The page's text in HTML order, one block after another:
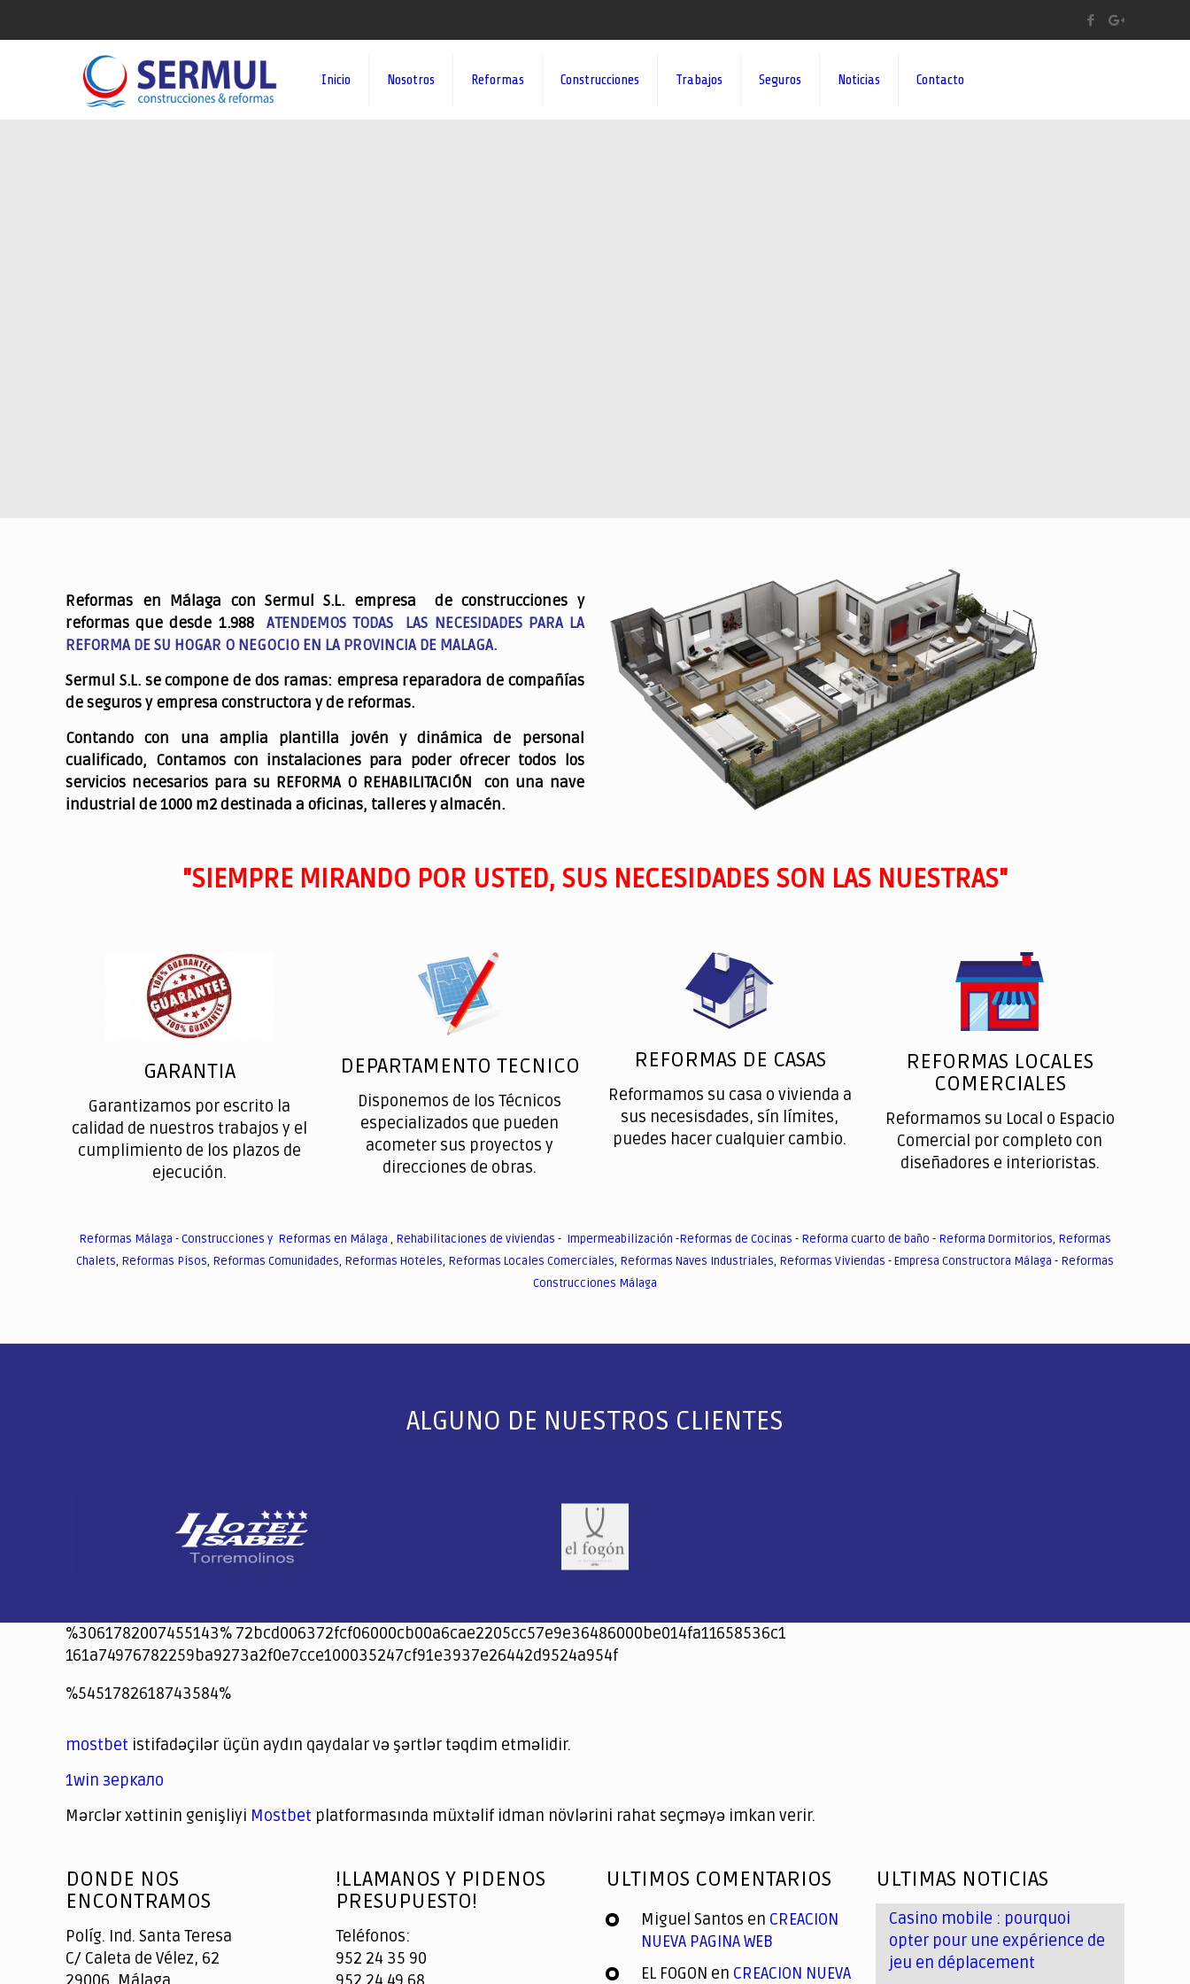
Inicio Nosotros Reformas Construcciones Trabajos Seguros Noticias Contacto
Reformas en Málaga con Sermul S.L. empresa de construcciones y
reformas que desde 1.988 ATENDEMOS TODAS LAS NECESIDADES PARA LA
REFORMA DE SU HOGAR O NEGOCIO EN LA PROVINCIA DE MALAGA.
Sermul S.L. se compone de dos ramas: empresa reparadora de compañías
de seguros y empresa constructora y de reformas.
Contando con una amplia plantilla jovén y dinámica de personal
cualificado, Contamos con instalaciones para poder ofrecer todos los
servicios necesarios para su REFORMA O REHABILITACIÓN con una nave
industrial de 1000 m2 destinada a oficinas, talleres y almacén.
"SIEMPRE MIRANDO POR USTED, SUS NECESIDADES SON LAS NUESTRAS"
GARANTIA
Garantizamos por escrito la
calidad de nuestros trabajos y el
cumplimiento de los plazos de
ejecución.
DEPARTAMENTO TECNICO
Disponemos de los Técnicos
especializados que pueden
acometer sus proyectos y
direcciones de obras.
REFORMAS DE CASAS
Reformamos su casa o vivienda a
sus necesisdades, sín límites,
puedes hacer cualquier cambio.
REFORMAS LOCALES
COMERCIALES
Reformamos su Local o Espacio
Comercial por completo con
diseñadores e interioristas.
Reformas Málaga -Construcciones y Reformas en Málaga , Rehabilitaciones de viviendas - Impermeabilización -Reformas de Cocinas - Reforma cuarto de baño - Reforma Dormitorios, Reformas
Chalets, Reformas Pisos, Reformas Comunidades, Reformas Hoteles, Reformas Locales Comerciales, Reformas Naves Industriales, Reformas Viviendas -Empresa Constructora Málaga - Reformas
Construcciones Málaga
ALGUNO DE NUESTROS CLIENTES
%3061782007455143% 72bcd006372fcf06000cb00a6cae2205cc57e9e36486000be014fa11658536c1
161a74976782259ba9273a2f0e7cce100035247cf91e3937e26442d9524a954f
jeetcity
1xbet
jeet city casino
%5451782618743584%
spintiger
Avabet
Spinrise
Crown Green
Crowngreen casino login
슈가 러쉬1000 슬롯
crazy time casino online
1xcasinozambia.com
codingworldnews.com
parimatch.kr
winorio
winorio casino
winorio
mostbet istifadəçilər üçün aydın qaydalar və şərtlər təqdim etməlidir.
1win зеркало
Mərclər xəttinin genişliyi Mostbet platformasında müxtəlif idman növlərini rahat seçməyə imkan verir.
of
Casino
DONDE NOS
ENCONTRAMOS
Políg. Ind. Santa Teresa
C/ Caleta de Vélez, 62
!LLAMANOS Y PIDENOS
PRESUPUESTO!
Teléfonos:
952 24 35 90
ULTIMOS COMENTARIOS
Miguel Santos en CREACION
NUEVA PAGINA WEB
EL FOGON en CREACION NUEVA
ULTIMAS NOTICIAS
Casino mobile : pourquoi
opter pour une expérience de
jeu en déplacement